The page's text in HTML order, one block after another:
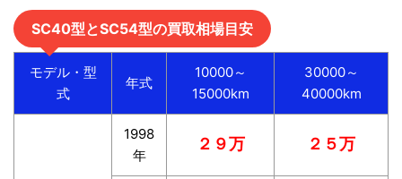
SC40型とSC54型の買取相場目安
モデル・型
式
年式
10000～
15000km
30000～
40000km
1998
年
２９万 ２５万